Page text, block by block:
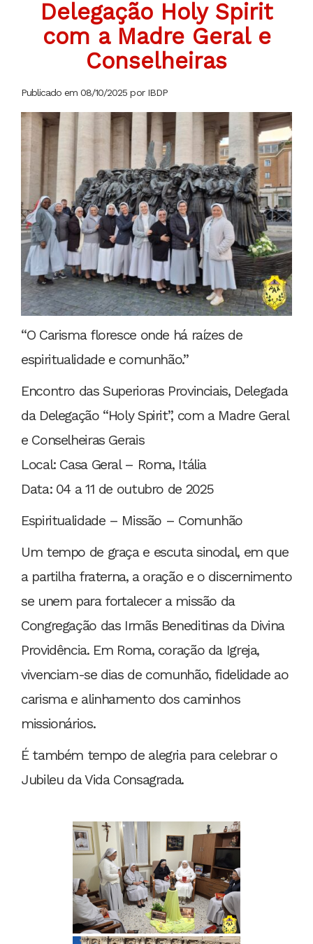
Delegação Holy Spirit
com a Madre Geral e
Conselheiras
Publicado em 08/10/2025 por IBDP
“O Carisma floresce onde há raízes de
espiritualidade e comunhão.”
Encontro das Superioras Provinciais, Delegada
da Delegação “Holy Spirit”, com a Madre Geral
e Conselheiras Gerais
Local: Casa Geral – Roma, Itália
Data: 04 a 11 de outubro de 2025
Espiritualidade – Missão – Comunhão
Um tempo de graça e escuta sinodal, em que
a partilha fraterna, a oração e o discernimento
se unem para fortalecer a missão da
Congregação das Irmãs Beneditinas da Divina
Providência. Em Roma, coração da Igreja,
vivenciam-se dias de comunhão, fidelidade ao
carisma e alinhamento dos caminhos
missionários.
É também tempo de alegria para celebrar o
Jubileu da Vida Consagrada.